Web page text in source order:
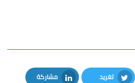
تغريد مشاركة